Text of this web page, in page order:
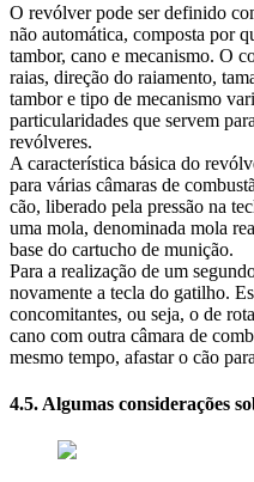
O revólver pode ser definido
não automática, composta por
tambor, cano e mecanismo. O
raias, direção do raiamento,
tambor e tipo de mecanismo
particularidades que servem
revólveres.
A característica básica do
para várias câmaras de
cão, liberado pela pressão na
uma mola, denominada mola
base do cartucho de munição.
Para a realização de um
novamente a tecla do gatilho.
concomitantes, ou seja, o de
cano com outra câmara de
mesmo tempo, afastar o cão
4.5. Algumas considerações